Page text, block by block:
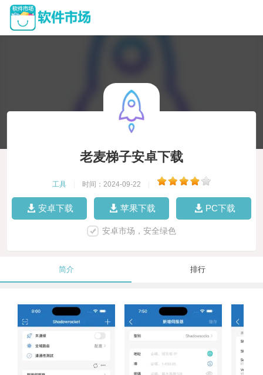
老麦梯子安卓下载
工具 时间：2024-09-22
安卓下载 苹果下载 PC下载
安卓市场，安全绿色
简介 排行